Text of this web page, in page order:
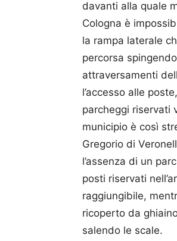
davanti alla quale
Cologna è
la rampa laterale
percorsa
attraversamenti
l’accesso alle
parcheggi riservati
municipio è così
Gregorio di
l’assenza di un
posti riservati
raggiungibile,
ricoperto da
salendo le scale.